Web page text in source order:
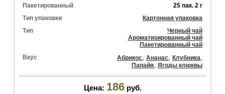
Пакетированный
25 пак. 2 г
Тип упаковки
Картонная упаковка
Тип
Черный чай
Ароматизированный чай
Пакетированный чай
Вкус
Абрикос, Ананас, Клубника,
Папайя, Ягоды клюквы
Цена: 186 руб.